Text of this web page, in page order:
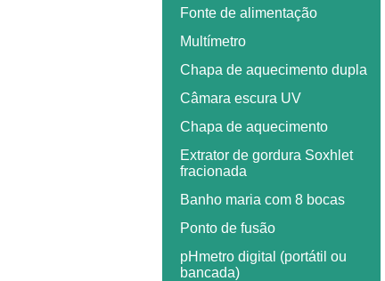
Fonte de alimentação
Multímetro
Chapa de aquecimento dupla
Câmara escura UV
Chapa de aquecimento
Extrator de gordura Soxhlet
fracionada
Banho maria com 8 bocas
Ponto de fusão
pHmetro digital (portátil ou
bancada)